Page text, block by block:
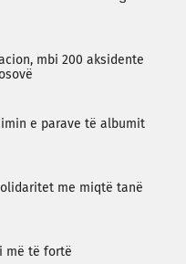
mbi 200 aksidente
e parave të albumit
me miqtë tanë
më të fortë